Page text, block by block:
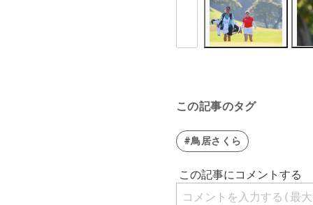
この記事のタグ
#鳥居さくら